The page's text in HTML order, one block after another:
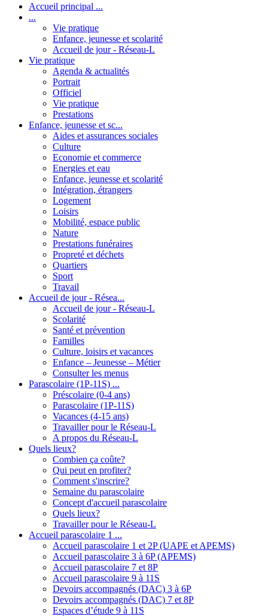
Accueil principal ...
...
Vie pratique
Enfance, jeunesse et scolarité
Accueil de jour - Réseau-L
Vie pratique
Agenda & actualités
Portrait
Officiel
Vie pratique
Prestations
Enfance, jeunesse et sc...
Aides et assurances sociales
Culture
Economie et commerce
Energies et eau
Enfance, jeunesse et scolarité
Intégration, étrangers
Logement
Loisirs
Mobilité, espace public
Nature
Prestations funéraires
Propreté et déchets
Quartiers
Sport
Travail
Accueil de jour - Résea...
Accueil de jour - Réseau-L
Scolarité
Santé et prévention
Familles
Culture, loisirs et vacances
Enfance – Jeunesse – Métier
Consulter les menus
Parascolaire (1P-11S) ...
Préscolaire (0-4 ans)
Parascolaire (1P-11S)
Vacances (4-15 ans)
Travailler pour le Réseau-L
A propos du Réseau-L
Quels lieux?
Combien ça coûte?
Qui peut en profiter?
Comment s'inscrire?
Semaine du parascolaire
Concept d'accueil parascolaire
Quels lieux?
Travailler pour le Réseau-L
Accueil parascolaire 1 ...
Accueil parascolaire 1 et 2P (UAPE et APEMS)
Accueil parascolaire 3 à 6P (APEMS)
Accueil parascolaire 7 et 8P
Accueil parascolaire 9 à 11S
Devoirs accompagnés (DAC) 3 à 6P
Devoirs accompagnés (DAC) 7 et 8P
Espaces d’étude 9 à 11S